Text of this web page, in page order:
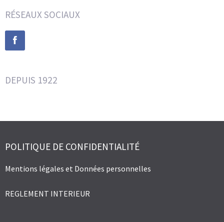
RÉSEAUX SOCIAUX
DEPUIS 1922
POLITIQUE DE CONFIDENTIALITÉ
Mentions légales et Données personnelles
REGLEMENT INTERIEUR